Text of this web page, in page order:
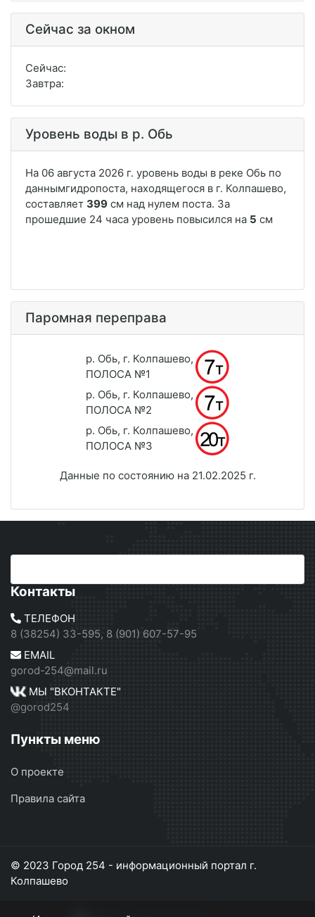
Сейчас за окном
Сейчас:
Завтра:
Уровень воды в р. Обь
Паромная переправа
р. Обь, г. Колпашево,
ПОЛОСА №1
р. Обь, г. Колпашево,
ПОЛОСА №2
р. Обь, г. Колпашево,
ПОЛОСА №3
Данные по состоянию на 21.02.2025 г.
Контакты
ТЕЛЕФОН
8 (38254) 33-595, 8 (901) 607-57-95
EMAIL
gorod-254@mail.ru
МЫ "ВКОНТАКТЕ"
@gorod254
Пункты меню
О проекте
Правила сайта
© 2023 Город 254 - информационный портал г.
Колпашево